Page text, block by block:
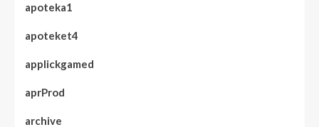
apoteka1
apoteket4
applickgamed
aprProd
archive